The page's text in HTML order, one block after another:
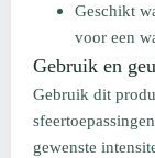
Geschikt
voor een
Gebruik en
Gebruik dit
gewenste